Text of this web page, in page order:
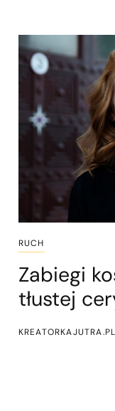
RUCH
Zabiegi
tłustej
KREATORKAJUTRA.PL